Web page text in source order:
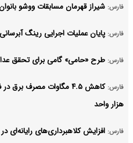
فارس: شیراز قهرمان مسابقات ووشو
فارس: پایان عملیات اجرایی رینگ
فارس: طرح «حامی» گامی برای تحقق
فارس:
هزار واحد
فارس: افزایش کلاهبرداری‌های رایانه‌ای